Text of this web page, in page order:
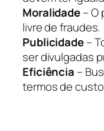
Moralidade– O
livre de fraudes.
Publicidade–
ser divulgadas
Eficiência –
termos de